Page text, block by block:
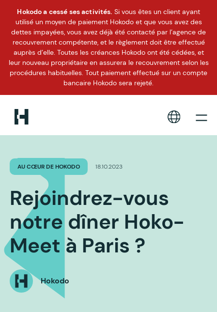
Hokodo a cessé ses activités. Si vous êtes un client ayant
utilisé un moyen de paiement Hokodo et que vous avez des
dettes impayées, vous avez déjà été contacté par l’agence de
recouvrement compétente, et le règlement doit être effectué
auprès d’elle. Toutes les créances Hokodo ont été cédées, et
leur nouveau propriétaire en assurera le recouvrement selon les
procédures habituelles. Tout paiement effectué sur un compte
bancaire Hokodo sera rejeté.
AU CŒUR DE HOKODO 18.10.2023
Rejoindrez-vous
notre dîner Hoko-
Meet à Paris ?
Hokodo